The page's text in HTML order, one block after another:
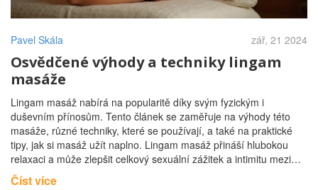
Pavel Skála zář, 21 2024
Osvědčené výhody a techniky lingam
masáže
Lingam masáž nabírá na popularitě díky svým fyzickým i
duševním přínosům. Tento článek se zaměřuje na výhody této
masáže, různé techniky, které se používají, a také na praktické
tipy, jak si masáž užít naplno. Lingam masáž přináší hlubokou
relaxaci a může zlepšit celkový sexuální zážitek a intimitu mezi
partnery.
Číst více